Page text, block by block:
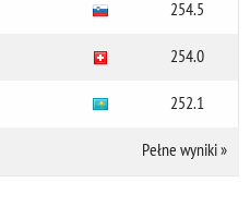
254.5
254.0
252.1
Pełne wyniki»